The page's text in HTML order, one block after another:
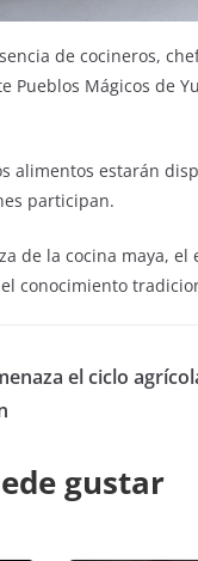
de cocineros,
Pueblos Mágicos de
alimentos estarán
participan.
de la cocina maya, el
conocimiento
el ciclo
gustar